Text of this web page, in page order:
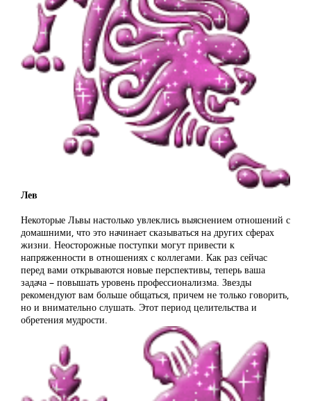
Лев
Некоторые Львы настолько увлеклись выяснением отношений с
домашними, что это начинает сказываться на других сферах
жизни. Неосторожные поступки могут привести к
напряженности в отношениях с коллегами. Как раз сейчас
перед вами открываются новые перспективы, теперь ваша
задача – повышать уровень профессионализма. Звезды
рекомендуют вам больше общаться, причем не только говорить,
но и внимательно слушать. Этот период целительства и
обретения мудрости.